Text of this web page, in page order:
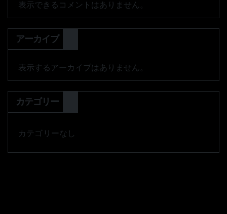
表示できるコメントはありません。
アーカイブ
表示するアーカイブはありません。
カテゴリー
カテゴリーなし